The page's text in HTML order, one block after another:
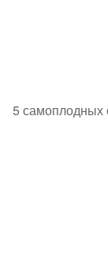
5 самоплодных